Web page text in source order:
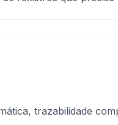
trazabilidade